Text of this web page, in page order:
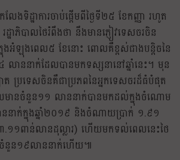
ែងទិដ្ឋាការចាប់ផ្តើមពីថ្ងៃទី២៥ ខែកញ្ញា រហូត
ដ្ឋាភិបាលថៃរំពឹងថា នឹងមានភ្ញៀវទេសចរចិន
អំឡុងពេល៥ ខែនោះ ពោលគឺខ្ពស់ជាងបន្តិចនៃ
ាននាក់ដែលបានមកទស្សនានៅឆ្នាំនេះ។ មុន
ាត ប្រទេសចិនគឺជាប្រភពនៃអ្នកទេសចរដ៏ធំបំផុត
មានចំនួន១១ លាននាក់បានមកដល់ក្នុងចំណោម
នាក់ក្នុងឆ្នាំ២០១៩ និងចំណាយប្រាក់ ១.៩១
១១ពាន់លានដុល្លារ) ហើយមកទល់ពេលនេះថៃ
ចំនួន១៩លាននាក់ហើយ៕